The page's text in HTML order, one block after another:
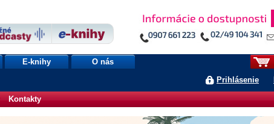
Prihlásenie
E-knihy O nás
Kontakty